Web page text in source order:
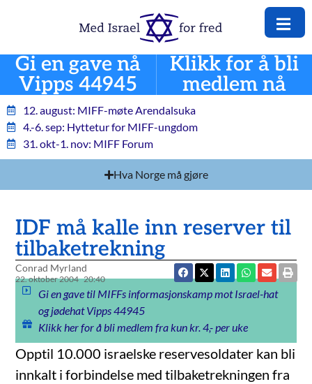
Gi en gave nå
Vipps 44945
Klikk for å bli
medlem nå
12. august: MIFF-møte Arendalsuka
4.-6. sep: Hyttetur for MIFF-ungdom
31. okt-1. nov: MIFF Forum
Hva Norge må gjøre
IDF må kalle inn reserver til
tilbaketrekning
Conrad Myrland
22. oktober 2004 20:40
Gi en gave til MIFFs informasjonskamp mot Israel-hat
og jødehat Vipps 44945
Klikk her for å bli medlem fra kun kr. 4,- per uke
Opptil 10.000 israelske reservesoldater kan bli
innkalt i forbindelse med tilbaketrekningen fra